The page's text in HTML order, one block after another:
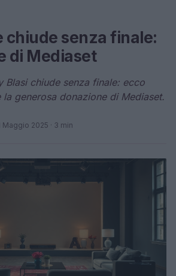
chiude senza finale:
di Mediaset
Blasi chiude senza finale: ecco
la generosa donazione di Mediaset.
Maggio 2025 · 3 min